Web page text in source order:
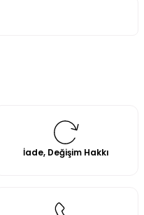
İade, Değişim Hakkı